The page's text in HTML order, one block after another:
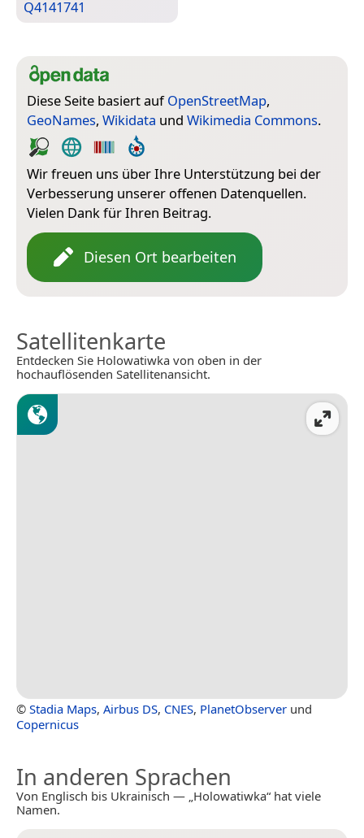
Q4141741
Diese Seite basiert aufOpenStreetMap,
GeoNames, Wikidata und Wikimedia Commons.
Wir freuen uns über Ihre Unterstützung bei der
Verbesserung unserer offenen Datenquellen.
Vielen Dank für Ihren Beitrag.
Diesen Ort bearbeiten
Satellitenkarte
Entdecken Sie Holowatiwka von oben in der
hochauflösenden Satellitenansicht.
© Stadia Maps, Airbus DS, CNES, PlanetObserver und
Copernicus
In anderen Sprachen
Von Englisch bis Ukrainisch — „Holowatiwka“ hat viele
Namen.